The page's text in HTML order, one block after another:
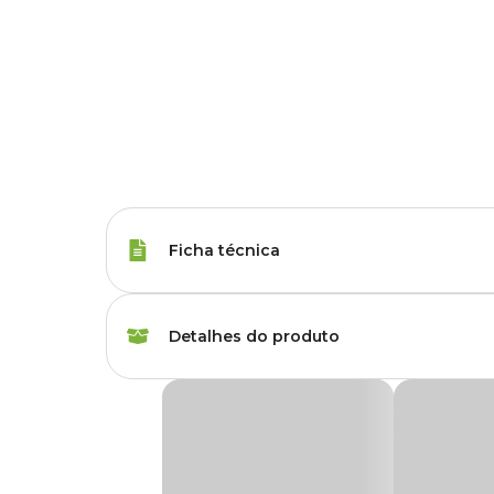
Ficha técnica
Tipo da Ração Super Premium
Detalhes do produto